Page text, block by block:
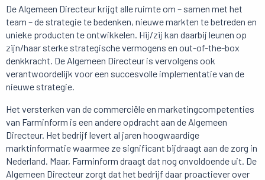
De Algemeen Directeur krijgt alle ruimte om – samen met het
team – de strategie te bedenken, nieuwe markten te betreden en
unieke producten te ontwikkelen. Hij/zij kan daarbij leunen op
zijn/haar sterke strategische vermogens en out-of-the-box
denkkracht. De Algemeen Directeur is vervolgens ook
verantwoordelijk voor een succesvolle implementatie van de
nieuwe strategie.
Het versterken van de commerciële en marketingcompetenties
van Farminform is een andere opdracht aan de Algemeen
Directeur. Het bedrijf levert al jaren hoogwaardige
marktinformatie waarmee ze significant bijdraagt aan de zorg in
Nederland. Maar, Farminform draagt dat nog onvoldoende uit. De
Algemeen Directeur zorgt dat het bedrijf daar proactiever over